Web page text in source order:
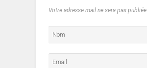
Votre adresse mail ne sera pas publiée.